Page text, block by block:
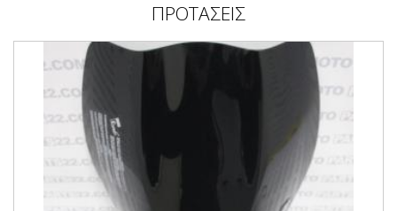
ΠΡΟΤΑΣΕΙΣ